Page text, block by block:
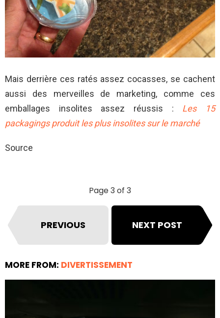
Mais derrière ces ratés assez cocasses, se cachent
aussi des merveilles de marketing, comme ces
emballages insolites assez réussis : Les 15
packagings produit les plus insolites sur le marché
Source
Page 3 of 3
PREVIOUS NEXT POST
MORE FROM: DIVERTISSEMENT